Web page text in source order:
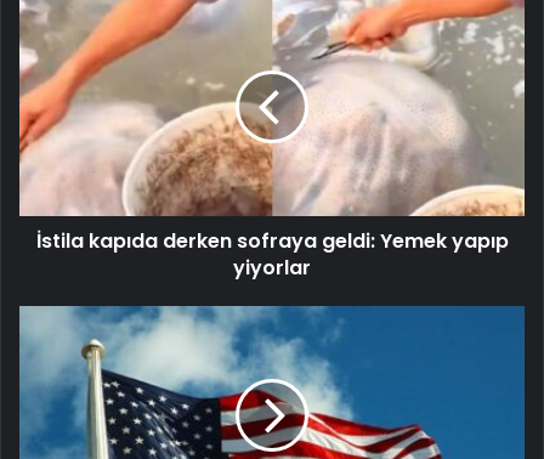
İstila kapıda derken sofraya geldi: Yemek yapıp
yiyorlar